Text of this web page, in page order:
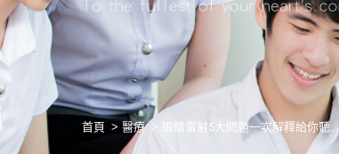
首頁 醫療 眼睛雷射5大問題一次解釋給你聽...